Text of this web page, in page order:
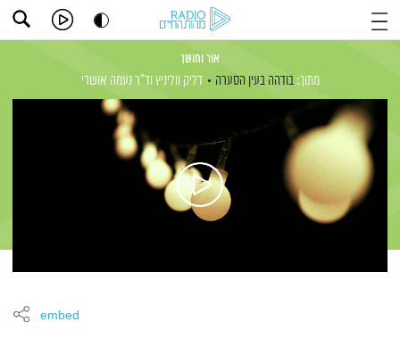
אור וחושך
מתוך: בודהה בעין הסערה דליק ווליניץ וד"ר נעמה אושרי
embed